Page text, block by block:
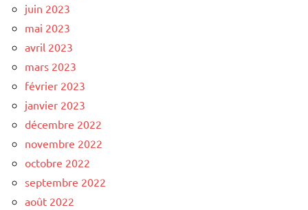
juin 2023
mai 2023
avril 2023
mars 2023
février 2023
janvier 2023
décembre 2022
novembre 2022
octobre 2022
septembre 2022
août 2022